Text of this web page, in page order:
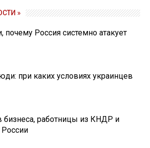
»
почему Россия системно атакует
при каких условиях украинцев
бизнеса, работницы из КНДР и